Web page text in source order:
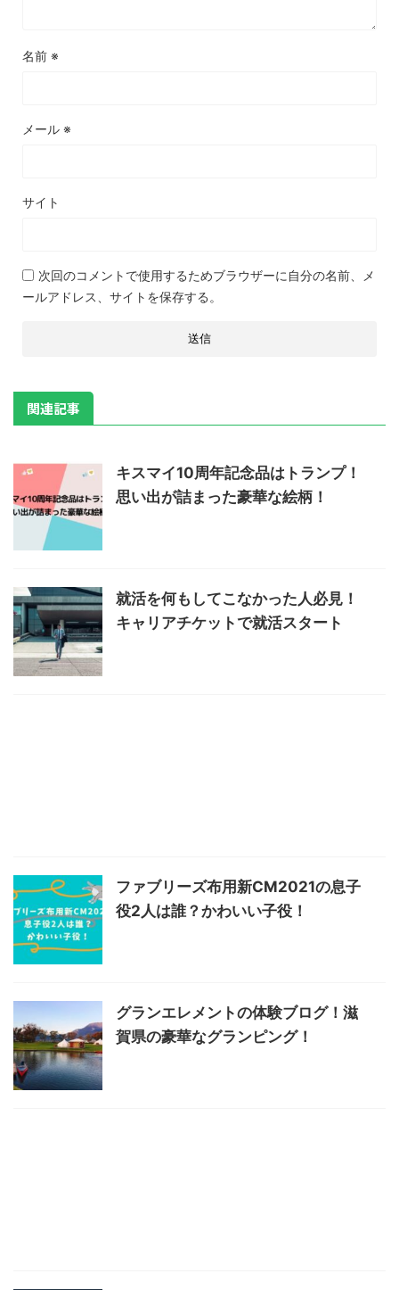
名前 ※
メール ※
サイト
次回のコメントで使用するためブラウザーに自分の名前、メ
ールアドレス、サイトを保存する。
関連記事
キスマイ10周年記念品はトランプ！
思い出が詰まった豪華な絵柄！
就活を何もしてこなかった人必見！
キャリアチケットで就活スタート
ファブリーズ布用新CM2021の息子
役2人は誰？かわいい子役！
グランエレメントの体験ブログ！滋
賀県の豪華なグランピング！